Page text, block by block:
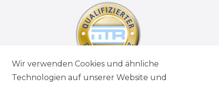
Wir verwenden Cookies und ähnliche
Technologien auf unserer Website und